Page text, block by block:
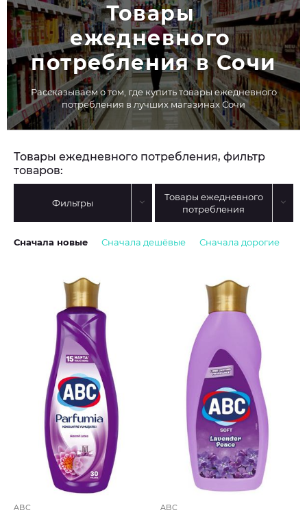
Товары
ежедневного
потребления в Сочи
Рассказываем о том, где купить товары ежедневного
потребления в лучших магазинах Сочи
Товары ежедневного потребления, фильтр
товаров:
Фильтры
Товары ежедневного
потребления
Сначала новые Сначала дешёвые Сначала дорогие
ABC ABC